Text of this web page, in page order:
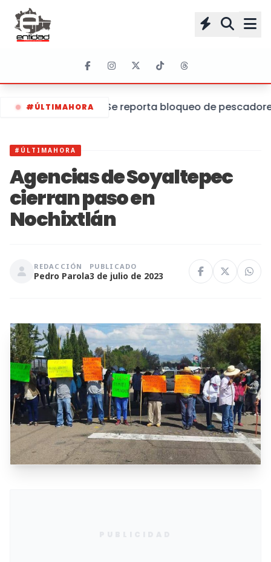
#ÚLTIMAHORA Se reporta bloqueo de
#ÚLTIMAHORA
Agencias de Soyaltepec
cierran paso en
Nochixtlán
REDACCIÓN
Pedro Parola
PUBLICADO
3 de julio de 2023